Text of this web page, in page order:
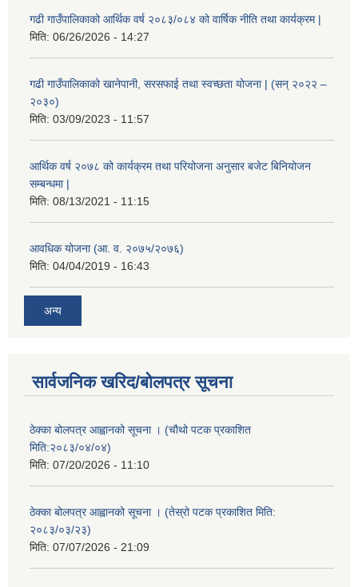
गढी गाउँपालिकाको आर्थिक वर्ष २०८३/०८४ को वार्षिक नीति तथा कार्यक्रम |
मिति: 06/26/2026 - 14:27
गढी गाउँपालिकाको खानेपानी, सरसफाई तथा स्वच्छता योजना | (सन् २०२२ –
२०३०)
मिति: 03/09/2023 - 11:57
आर्थिक वर्ष २०७८ को कार्यक्रम तथा परियोजना अनुसार बजेट बिनियोजन
सम्बन्धमा |
मिति: 08/13/2021 - 11:15
आवधिक योजना (आ. व. २०७५/२०७६)
मिति: 04/04/2019 - 16:43
अन्य
सार्वजनिक खरिद/बोलपत्र सूचना
ठेक्का बोलपत्र आह्वानको सूचना । (चौथो पटक प्रकाशित
मिति:२०८३/०४/०४)
मिति: 07/20/2026 - 11:10
ठेक्का बोलपत्र आह्वानको सूचना । (तेस्रो पटक प्रकाशित मिति:
२०८३/०३/२३)
मिति: 07/07/2026 - 21:09